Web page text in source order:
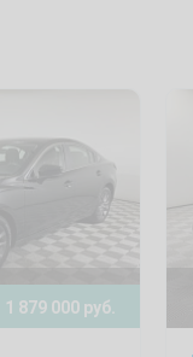
1 879 000 руб.